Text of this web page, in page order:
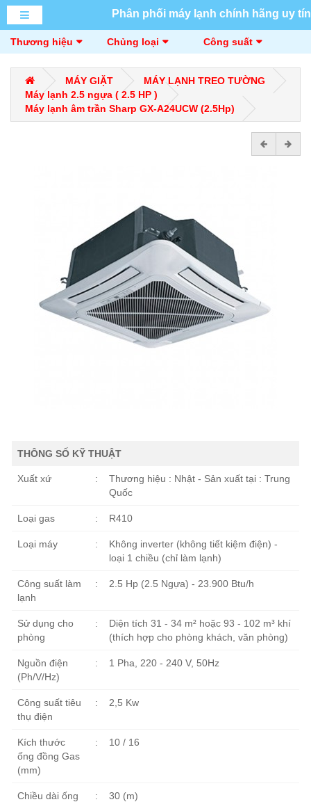
Phân phối máy lạnh chính hãng uy tín
Thương hiệu Chủng loại Công suất
MÁY GIẶT
MÁY LẠNH TREO TƯỜNG
Máy lạnh 2.5 ngựa ( 2.5 HP )
Máy lạnh âm trần Sharp GX-A24UCW (2.5Hp)
THÔNG SỐ KỸ THUẬT
Xuất xứ :
Thương hiệu : Nhật - Sản xuất tại : Trung
Quốc
Loại gas : R410
Loại máy :
Không inverter (không tiết kiệm điện) -
loại 1 chiều (chỉ làm lạnh)
Công suất làm
lạnh
: 2.5 Hp (2.5 Ngựa) - 23.900 Btu/h
Sử dụng cho
phòng
:
Diện tích 31 - 34 m² hoặc 93 - 102 m³ khí
(thích hợp cho phòng khách, văn phòng)
Nguồn điện
(Ph/V/Hz)
: 1 Pha, 220 - 240 V, 50Hz
Công suất tiêu
thụ điện
: 2,5 Kw
Kích thước
ống đồng Gas
(mm)
: 10 / 16
Chiều dài ống
: 30 (m)